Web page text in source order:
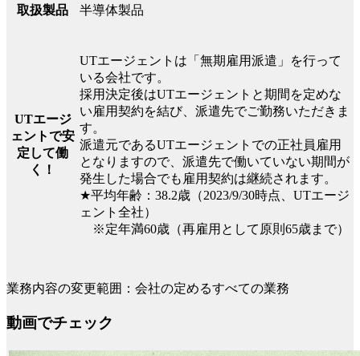
取扱製品 半導体製品
UTエージ
ェントで安
定して働
く！
UTエージェントは「無期雇用派遣」を行って
いる会社です。
採用決定後はUTエージェントと期間を定めな
い雇用契約を結び、派遣先でご勤務いただきま
す。
派遣元であるUTエージェントでの正社員雇用
となりますので、派遣先で働いていない期間が
発生した場合でも雇用契約は継続されます。
★平均年齢：38.2歳（2023/9/30時点、UTエージ
ェント全社）
※定年満60歳（再雇用として原則65歳まで）
業務内容の変更範囲：会社の定めるすべての業務
動画でチェック